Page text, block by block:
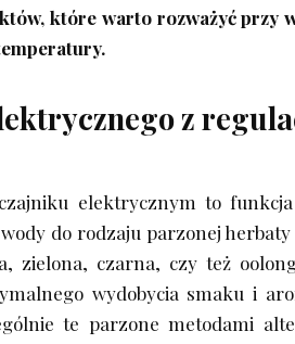
które warto rozważyć przy
z
elektrycznym to funkcja
do rodzaju parzonej herbaty
zielona, czarna, czy też
wydobycia smaku i
te parzone metodami